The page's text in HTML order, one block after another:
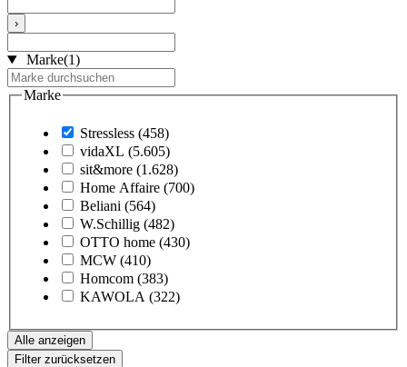
›
Marke(1)
Marke
Stressless (458)
vidaXL (5.605)
sit&more (1.628)
Home Affaire (700)
Beliani (564)
W.Schillig (482)
OTTO home (430)
MCW (410)
Homcom (383)
KAWOLA (322)
Alle anzeigen
Filter zurücksetzen